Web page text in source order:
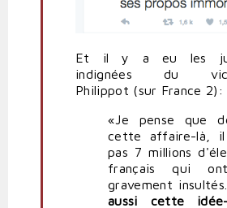
Et il y a eu les
indignées du vice-
Philippot (sur France 2):
«Je pense que
cette affaire-là,
pas 7 millions
français qui
gravement insultés.
aussi cette idée-